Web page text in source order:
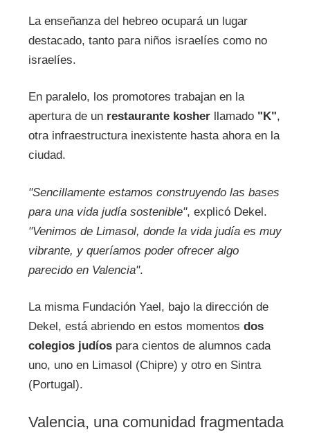
La enseñanza del hebreo ocupará un lugar
destacado, tanto para niños israelíes como no
israelíes.
En paralelo, los promotores trabajan en la
apertura de un restaurante kosher llamado "K",
otra infraestructura inexistente hasta ahora en la
ciudad.
"Sencillamente estamos construyendo las bases
para una vida judía sostenible", explicó Dekel.
"Venimos de Limasol, donde la vida judía es muy
vibrante, y queríamos poder ofrecer algo
parecido en Valencia".
La misma Fundación Yael, bajo la dirección de
Dekel, está abriendo en estos momentos dos
colegios judíospara cientos de alumnos cada
uno, uno en Limasol (Chipre) y otro en Sintra
(Portugal).
Valencia, una comunidad fragmentada